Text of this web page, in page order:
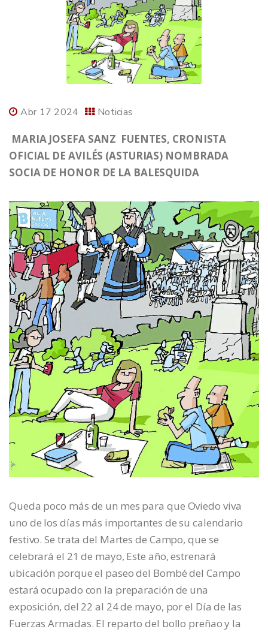
Abr 17 2024 Noticias
MARIA JOSEFA SANZ FUENTES, CRONISTA
OFICIAL DE AVILÉS (ASTURIAS) NOMBRADA
SOCIA DE HONOR DE LA BALESQUIDA
Queda poco más de un mes para que Oviedo viva
uno de los días más importantes de su calendario
festivo. Se trata del Martes de Campo, que se
celebrará el 21 de mayo, Este año, estrenará
ubicación porque el paseo del Bombé del Campo
estará ocupado con la preparación de una
exposición, del 22 al 24 de mayo, por el Día de las
Fuerzas Armadas. El reparto del bollo preñao y la